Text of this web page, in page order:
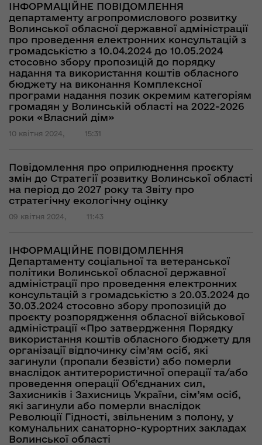
ІНФОРМАЦІЙНЕ ПОВІДОМЛЕННЯ
департаменту агропромислового розвитку
Волинської обласної державної адміністрації
про проведення електронних консультацій з
громадськістю з 10.04.2024 до 10.05.2024
стосовно збору пропозицій до порядку
надання та використання коштів обласного
бюджету на виконання Комплексної
програми надання позик окремим категоріям
громадян у Волинській області на 2022-2026
роки «Власний дім»
10 квітня 2024, 15:31
Повідомлення про оприлюднення проєкту
змін до Стратегії розвитку Волинської області
на період до 2027 року та Звіту про
стратегічну екологічну оцінку
09 квітня 2024, 11:43
ІНФОРМАЦІЙНЕ ПОВІДОМЛЕННЯ
Департаменту соціальної та ветеранської
політики Волинської обласної державної
адміністрації про проведення електронних
консультацій з громадськістю з 20.03.2024 до
30.03.2024 стосовно збору пропозицій до
проєкту розпорядження обласної військової
адміністрації «Про затвердження Порядку
використання коштів обласного бюджету для
організації відпочинку сім’ям осіб, які
загинули (пропали безвісти) або померли
внаслідок антитерористичної операції та/або
проведення операції Об’єднаних сил,
Захисників і Захисниць України, сім’ям осіб,
які загинули або померли внаслідок
Революції Гідності, звільненим з полону, у
комунальних санаторно-курортних закладах
Волинської області